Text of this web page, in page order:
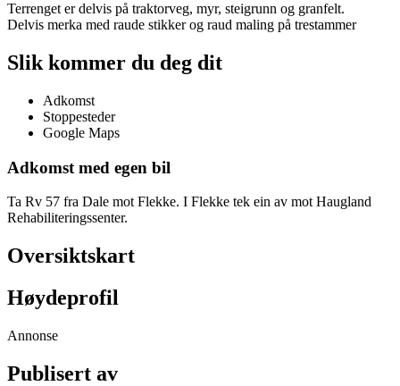
Terrenget er delvis på traktorveg, myr, steigrunn og granfelt.
Delvis merka med raude stikker og raud maling på trestammer
Slik kommer du deg dit
Adkomst
Stoppesteder
Google Maps
Adkomst med egen bil
Ta Rv 57 fra Dale mot Flekke. I Flekke tek ein av mot Haugland
Rehabiliteringssenter.
Oversiktskart
Høydeprofil
Annonse
Publisert av